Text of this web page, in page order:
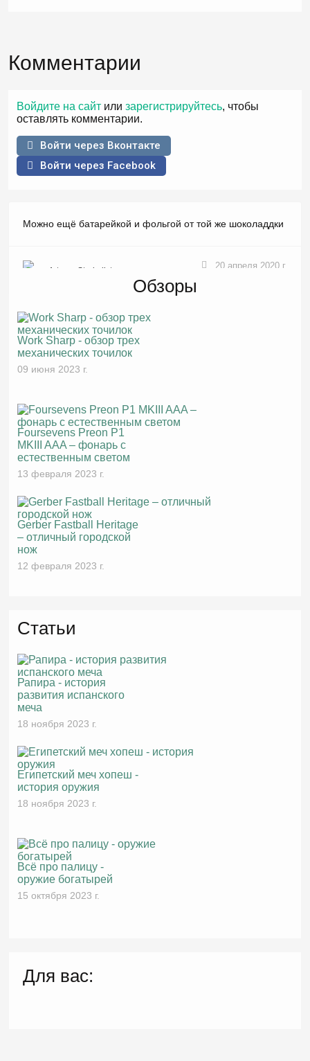
Комментарии
Войдите на сайт или зарегистрируйтесь, чтобы
оставлять комментарии.
Войти через Вконтакте
Войти через Facebook
Можно ещё батарейкой и фольгой от той же шоколаддки
20 апреля 2020 г.
Artyom-Strokolist
Обзоры
Work Sharp - обзор трех
механических точилок
09 июня 2023 г.
Foursevens Preon P1
MKIII AAA – фонарь с
естественным светом
13 февраля 2023 г.
Gerber Fastball Heritage
– отличный городской
нож
12 февраля 2023 г.
Статьи
Рапира - история
развития испанского
меча
18 ноября 2023 г.
Египетский меч хопеш -
история оружия
18 ноября 2023 г.
Всё про палицу -
оружие богатырей
15 октября 2023 г.
Для вас: